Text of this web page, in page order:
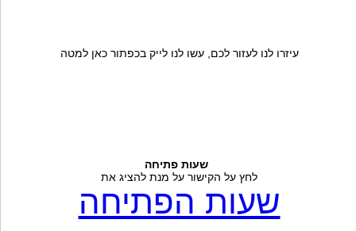
עיזרו לנו לעזור לכם, עשו לנו לייק בכפתור כאן למטה
שעות פתיחה
לחץ על הקישור על מנת להציג את
שעות הפתיחה